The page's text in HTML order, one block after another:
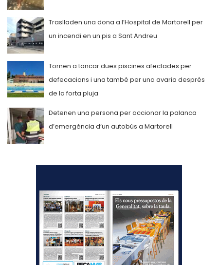
Traslladen una dona a l’Hospital de Martorell per
un incendi en un pis a Sant Andreu
Tornen a tancar dues piscines afectades per
defecacions i una també per una avaria després
de la forta pluja
Detenen una persona per accionar la palanca
d’emergència d’un autobús a Martorell